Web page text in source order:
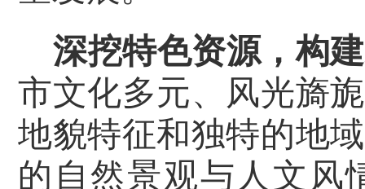
深挖特色资源，构
市文化多元、风光旖
地貌特征和独特的地
的自然景观与人文风